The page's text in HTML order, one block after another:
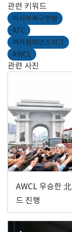
관련 키워드
아시아축구연맹
AFC
여자챔피언스리그
AWCL
관련 사진
AWCL 우승한
드 진행